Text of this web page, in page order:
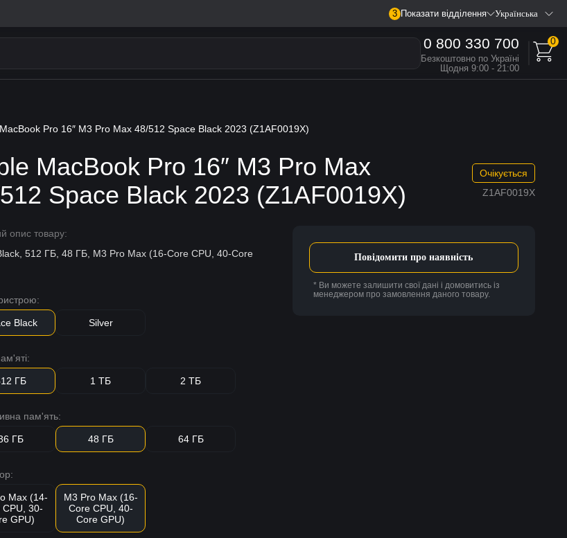
3 Показати відділення Українська
0 800 330 700
Безкоштовно по Україні
Щодня 9:00 - 21:00
0
Pro 16″ M3 Pro Max 48/512 Space Black 2023 (Z1AF0019X)
MacBook Pro 16″ M3 Pro Max
Space Black 2023 (Z1AF0019X)
Z1AF0019X
Очікується
опис товару:
512 ГБ, 48 ГБ, M3 Pro Max (16-Core CPU, 40-Core
Black Silver
ГБ 1 ТБ 2 ТБ
пам'ять:
ГБ 48 ГБ 64 ГБ
Max (14-
CPU, 30-
GPU)
M3 Pro Max (16-
Core CPU, 40-
Core GPU)
Повідомити про наявність
* Ви можете залишити свої дані і домовитись із
менеджером про замовлення даного товару.